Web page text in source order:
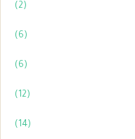
(2)
(6)
(6)
(12)
(14)